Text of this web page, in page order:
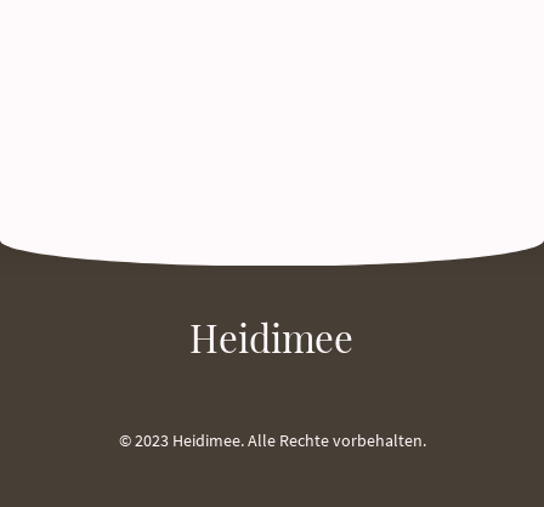
Heidimee
© 2023 Heidimee. Alle Rechte vorbehalten.